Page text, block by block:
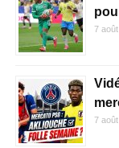
7
7